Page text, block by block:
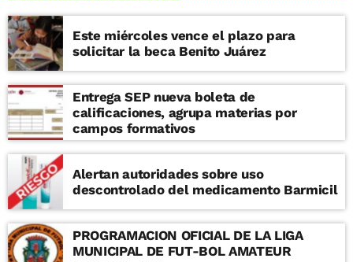
Este miércoles vence el plazo para
solicitar la beca Benito Juárez
Entrega SEP nueva boleta de
calificaciones, agrupa materias por
campos formativos
Alertan autoridades sobre uso
descontrolado del medicamento Barmicil
PROGRAMACION OFICIAL DE LA LIGA
MUNICIPAL DE FUT-BOL AMATEUR